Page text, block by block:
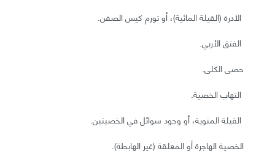
الأدرة (القيلة المائية)، أو تورم كيس الصفن.
الفتق الأربي.
حصى الكلى.
التهاب الخصية.
القيلة المنوية، أو وجود سوائل في الخصيتين.
الخصية الهاجرة أو المعلقة (غير الهابطة).